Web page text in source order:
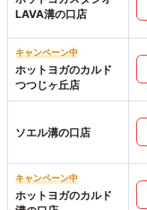
LAVA溝の口店
キャンペーン中
ホットヨガのカルド
つつじヶ丘店
ソエル溝の口店
キャンペーン中
ホットヨガのカルド